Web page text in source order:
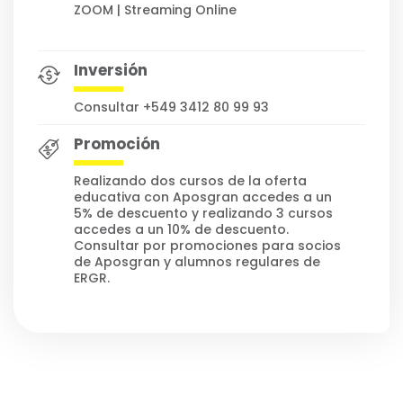
ZOOM | Streaming Online
Inversión
Consultar +549 3412 80 99 93
Promoción
Realizando dos cursos de la oferta
educativa con Aposgran accedes a un
5% de descuento y realizando 3 cursos
accedes a un 10% de descuento.
Consultar por promociones para socios
de Aposgran y alumnos regulares de
ERGR.